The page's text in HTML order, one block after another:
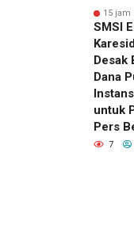
15
SMSI
Desak
Dana
untuk
Pers
7